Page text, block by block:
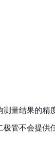
量结果的精
管不会提供